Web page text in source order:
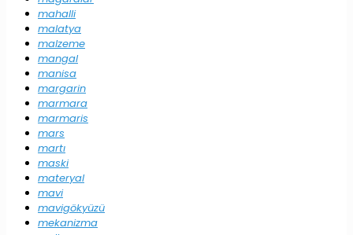
mahalli
malatya
malzeme
mangal
manisa
margarin
marmara
marmaris
mars
martı
maski
materyal
mavi
mavigökyüzü
mekanizma